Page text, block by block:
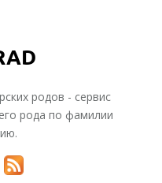
родов - сервис
рода по фамилии